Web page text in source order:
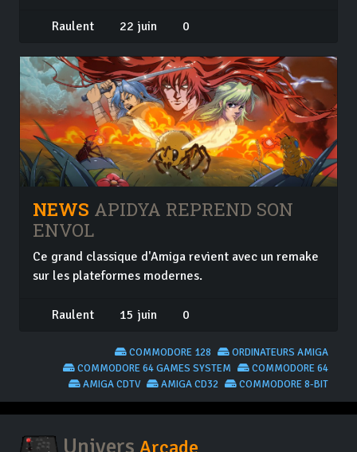
Raulent 22 juin 0
NEWS APIDYA REPREND SON
ENVOL
Ce grand classique d'Amiga revient avec un remake
sur les plateformes modernes.
Raulent 15 juin 0
ORDINATEURS AMIGA
COMMODORE 128
COMMODORE 64
COMMODORE 64 GAMES SYSTEM
COMMODORE 8-BIT
AMIGA CD32
AMIGA CDTV
Univers Arcade